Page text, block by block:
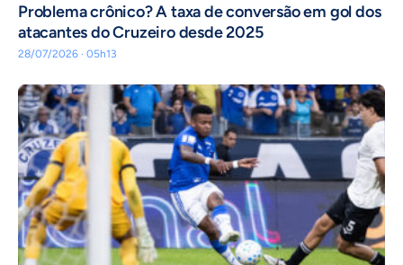
Problema crônico? A taxa de conversão em gol dos
atacantes do Cruzeiro desde 2025
28/07/2026 · 05h13